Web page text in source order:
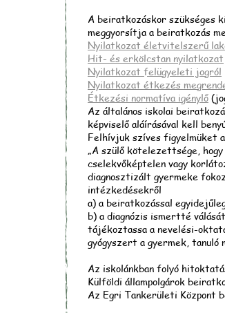
A beiratkozáskor szükséges
meggyorsítja a beiratkozás
Nyilatkozat életvitelszerű
Hit- és erkölcstan nyilatkozat
Nyilatkozat felügyeleti jogról
Nyilatkozat étkezés
Étkezési normatíva igénylő
Az általános iskolai
képviselő aláírásával kell
Felhívjuk szíves figyelmüket
„A szülő kötelezettsége,
cselekvőképtelen vagy
diagnosztizált gyermeke
intézkedésekről
a) a beiratkozással
b) a diagnózis ismertté
tájékoztassa a nevelési-
gyógyszert a gyermek, tanuló
Az iskolánkban folyó
Külföldi állampolgárok
Az Egri Tankerületi Központ